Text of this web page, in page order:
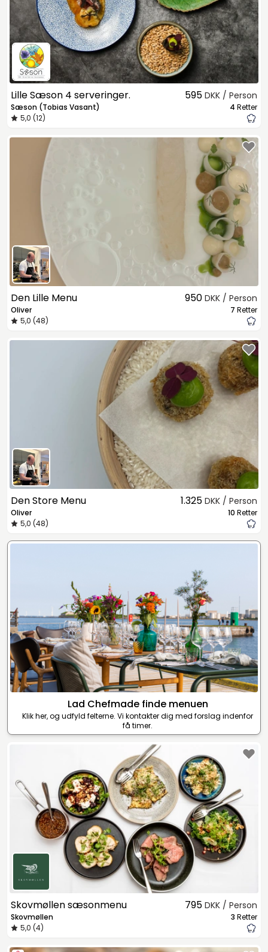
Lille Sæson 4 serveringer.
Sæson (Tobias Vasant)
5,0 (12)
595 DKK / Person
4 Retter
Den Lille Menu
Oliver
5,0 (48)
950 DKK / Person
7 Retter
Den Store Menu
Oliver
5,0 (48)
1.325 DKK / Person
10 Retter
Lad Chefmade finde menuen
Klik her, og udfyld felterne. Vi kontakter dig med forslag indenfor
få timer.
Skovmøllen sæsonmenu
Skovmøllen
5,0 (4)
795 DKK / Person
3 Retter